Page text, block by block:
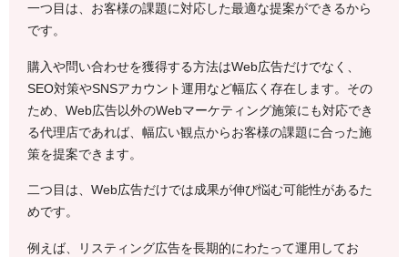
一つ目は、お客様の課題に対応した最適な提案ができるから
です。
購入や問い合わせを獲得する方法はWeb広告だけでなく、
SEO対策やSNSアカウント運用など幅広く存在します。その
ため、Web広告以外のWebマーケティング施策にも対応でき
る代理店であれば、幅広い観点からお客様の課題に合った施
策を提案できます。
二つ目は、Web広告だけでは成果が伸び悩む可能性があるた
めです。
例えば、リスティング広告を長期的にわたって運用してお